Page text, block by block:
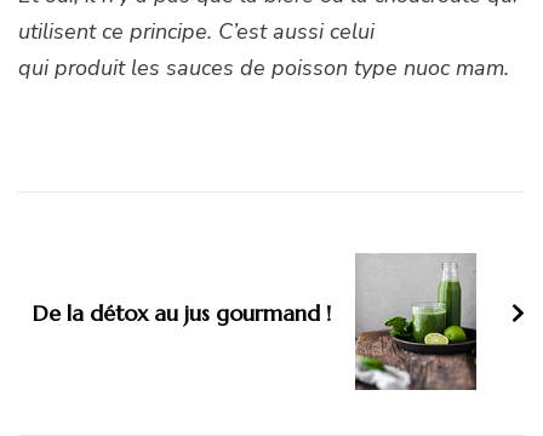
utilisent ce principe. C’est aussi celui
qui produit les sauces de poisson type nuoc mam.
De la détox au jus gourmand !